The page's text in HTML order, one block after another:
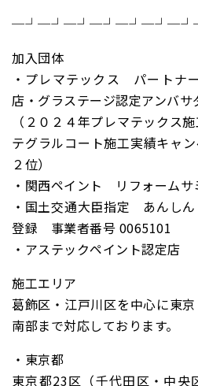
加入団体
・プレマテックス パートナ
店・グラステージ認定アンバサ
（２０２４年プレマテックス
テグラルコート施工実績キャ
２位）
・関西ペイント リフォーム
・国土交通大臣指定 あんし
登録 事業者番号 0065101
・アステックペイント認定店
施工エリア
葛飾区・江戸川区を中心に東
南部まで対応しております。
・東京都
東京都23区（千代田区・中央